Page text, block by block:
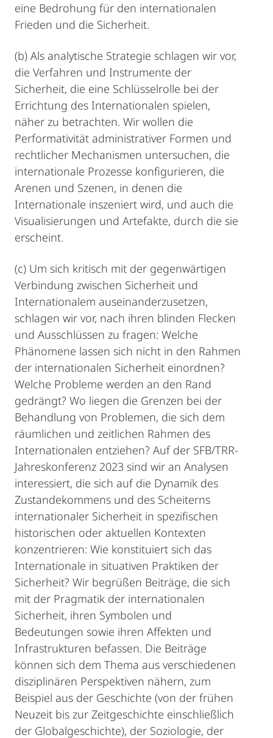
eine Bedrohung für den internationalen
Frieden und die Sicherheit.
(b) Als analytische Strategie schlagen wir vor,
die Verfahren und Instrumente der
Sicherheit, die eine Schlüsselrolle bei der
Errichtung des Internationalen spielen,
näher zu betrachten. Wir wollen die
Performativität administrativer Formen und
rechtlicher Mechanismen untersuchen, die
internationale Prozesse konfigurieren, die
Arenen und Szenen, in denen die
Internationale inszeniert wird, und auch die
Visualisierungen und Artefakte, durch die sie
erscheint.
(c) Um sich kritisch mit der gegenwärtigen
Verbindung zwischen Sicherheit und
Internationalem auseinanderzusetzen,
schlagen wir vor, nach ihren blinden Flecken
und Ausschlüssen zu fragen: Welche
Phänomene lassen sich nicht in den Rahmen
der internationalen Sicherheit einordnen?
Welche Probleme werden an den Rand
gedrängt? Wo liegen die Grenzen bei der
Behandlung von Problemen, die sich dem
räumlichen und zeitlichen Rahmen des
Internationalen entziehen? Auf der SFB/TRR-
Jahreskonferenz 2023 sind wir an Analysen
interessiert, die sich auf die Dynamik des
Zustandekommens und des Scheiterns
internationaler Sicherheit in spezifischen
historischen oder aktuellen Kontexten
konzentrieren: Wie konstituiert sich das
Internationale in situativen Praktiken der
Sicherheit? Wir begrüßen Beiträge, die sich
mit der Pragmatik der internationalen
Sicherheit, ihren Symbolen und
Bedeutungen sowie ihren Affekten und
Infrastrukturen befassen. Die Beiträge
können sich dem Thema aus verschiedenen
disziplinären Perspektiven nähern, zum
Beispiel aus der Geschichte (von der frühen
Neuzeit bis zur Zeitgeschichte einschließlich
der Globalgeschichte), der Soziologie, der